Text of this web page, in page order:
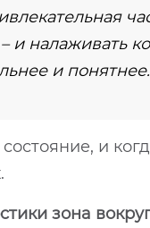
– и налаживать
и понятнее.
и
зона